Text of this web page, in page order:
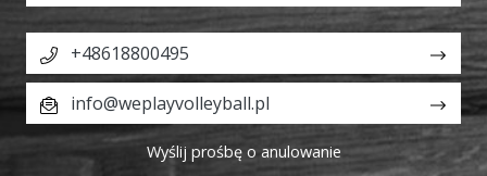
+48618800495
info@weplayvolleyball.pl
Wyślij prośbę o anulowanie